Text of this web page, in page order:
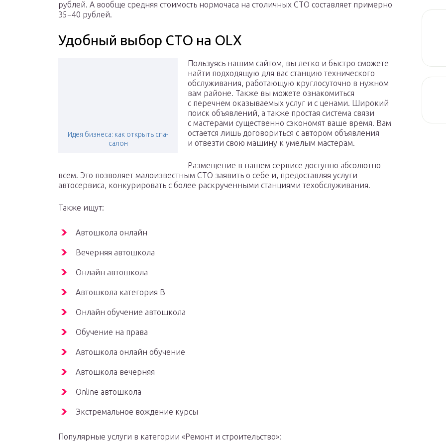
рублей. А вообще средняя стоимость нормочаса на столичных СТО составляет примерно
35−40 рублей.
Удобный выбор СТО на OLX
Идея бизнеса: как открыть спа-
салон
Пользуясь нашим сайтом, вы легко и быстро сможете
найти подходящую для вас станцию технического
обслуживания, работающую круглосуточно в нужном
вам районе. Также вы можете ознакомиться
с перечнем оказываемых услуг и с ценами. Широкий
поиск объявлений, а также простая система связи
с мастерами существенно сэкономят ваше время. Вам
остается лишь договориться с автором объявления
и отвезти свою машину к умелым мастерам.
Размещение в нашем сервисе доступно абсолютно
всем. Это позволяет малоизвестным СТО заявить о себе и, предоставляя услуги
автосервиса, конкурировать с более раскрученными станциями техобслуживания.
Также ищут:
Автошкола онлайн
Вечерняя автошкола
Онлайн автошкола
Автошкола категория B
Онлайн обучение автошкола
Обучение на права
Автошкола онлайн обучение
Автошкола вечерняя
Online автошкола
Экстремальное вождение курсы
Популярные услуги в категории «Ремонт и строительство»: